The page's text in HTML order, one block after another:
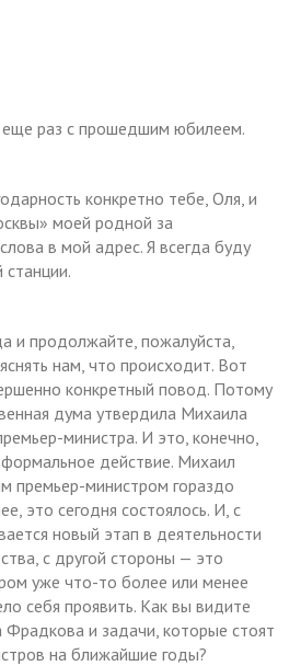
еще раз с прошедшим юбилеем.
конкретно тебе, Оля, и
моей родной за
в мой адрес. Я всегда буду
и продолжайте, пожалуйста,
нам, что происходит. Вот
конкретный повод. Потому
дума утвердила Михаила
министра. И это, конечно,
действие. Михаил
премьер-министром гораздо
это сегодня состоялось. И, с
новый этап в деятельности
с другой стороны — это
уже что-то более или менее
себя проявить. Как вы видите
Фрадкова и задачи, которые стоят
на ближайшие годы?